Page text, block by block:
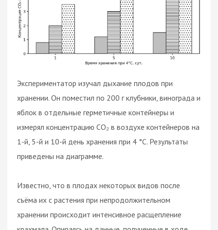
Экспериментатор изучал дыхание плодов при
хранении. Он поместил по 200 г клубники, винограда и
яблок в отдельные герметичные контейнеры и
измерял концентрацию CO₂ в воздухе контейнеров на
1-й, 5-й и 10-й день хранения при 4 °C. Результаты
приведены на диаграмме.
Известно, что в плодах некоторых видов после
съёма их с растения при непродолжительном
хранении происходит интенсивное расщепление